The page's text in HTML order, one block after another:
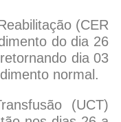
(CER
do dia 26
dia 03
normal.
(UCT)